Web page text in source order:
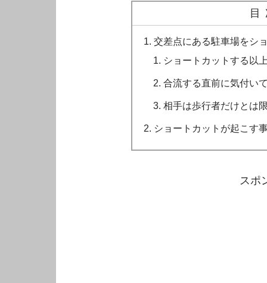
交差点にある駐車場をシ
ショートカットする以
合流する直前に気付い
相手は歩行者だけとは
ショートカットが起こす
スポ